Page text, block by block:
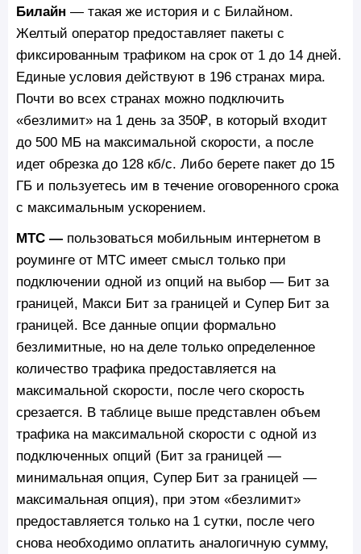
Билайн — такая же история и с Билайном.
Желтый оператор предоставляет пакеты с
фиксированным трафиком на срок от 1 до 14 дней.
Единые условия действуют в 196 странах мира.
Почти во всех странах можно подключить
«безлимит» на 1 день за 350₽, в который входит
до 500 МБ на максимальной скорости, а после
идет обрезка до 128 кб/c. Либо берете пакет до 15
ГБ и пользуетесь им в течение оговоренного срока
с максимальным ускорением.
МТС — пользоваться мобильным интернетом в
роуминге от МТС имеет смысл только при
подключении одной из опций на выбор — Бит за
границей, Макси Бит за границей и Супер Бит за
границей. Все данные опции формально
безлимитные, но на деле только определенное
количество трафика предоставляется на
максимальной скорости, после чего скорость
срезается. В таблице выше представлен объем
трафика на максимальной скорости с одной из
подключенных опций (Бит за границей —
минимальная опция, Супер Бит за границей —
максимальная опция), при этом «безлимит»
предоставляется только на 1 сутки, после чего
снова необходимо оплатить аналогичную сумму,